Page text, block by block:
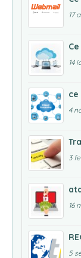
17
14
ce
4
3
16
5